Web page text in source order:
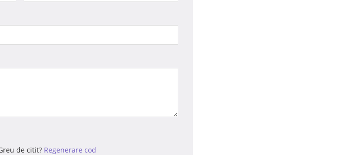
de citit? Regenerare cod